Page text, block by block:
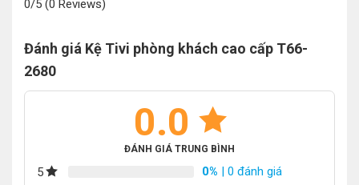
0/5 (0 Reviews)
Đánh giá Kệ Tivi phòng khách cao cấp T66-
2680
0.0
ĐÁNH GIÁ TRUNG BÌNH
5 0% | 0 đánh giá